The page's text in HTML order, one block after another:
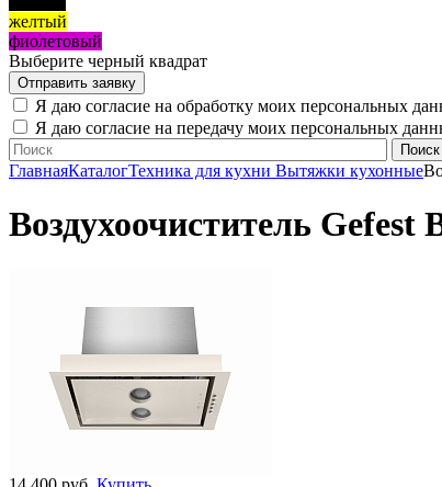
желтый
фиолетовый
Выберите черный квадрат
Я даю согласие на обработку моих персональных
Я даю согласие на передачу моих персональных
ГлавнаяКаталогТехника для кухни Вытяжки кухонные
Воздухоочиститель Gefest